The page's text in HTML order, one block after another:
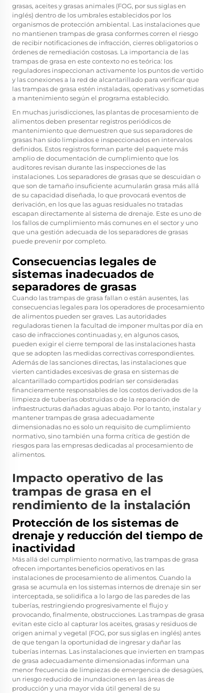
grasas, aceites y grasas animales (FOG, por sus siglas en
inglés) dentro de los umbrales establecidos por los
organismos de protección ambiental. Las instalaciones que
no mantienen trampas de grasa conformes corren el riesgo
de recibir notificaciones de infracción, cierres obligatorios o
órdenes de remediación costosas. La importancia de las
trampas de grasa en este contexto no es teórica: los
reguladores inspeccionan activamente los puntos de vertido
y las conexiones a la red de alcantarillado para verificar que
las trampas de grasa estén instaladas, operativas y sometidas
a mantenimiento según el programa establecido.
En muchas jurisdicciones, las plantas de procesamiento de
alimentos deben presentar registros periódicos de
mantenimiento que demuestren que sus separadores de
grasas han sido limpiados e inspeccionados en intervalos
definidos. Estos registros forman parte del paquete más
amplio de documentación de cumplimiento que los
auditores revisan durante las inspecciones de las
instalaciones. Los separadores de grasas que se descuidan o
que son de tamaño insuficiente acumularán grasa más allá
de su capacidad diseñada, lo que provocará eventos de
derivación, en los que las aguas residuales no tratadas
escapan directamente al sistema de drenaje. Este es uno de
los fallos de cumplimiento más comunes en el sector y uno
que una gestión adecuada de los separadores de grasas
puede prevenir por completo.
Consecuencias legales de
sistemas inadecuados de
separadores de grasas
Cuando las trampas de grasa fallan o están ausentes, las
consecuencias legales para los operadores de procesamiento
de alimentos pueden ser graves. Las autoridades
reguladoras tienen la facultad de imponer multas por día en
caso de infracciones continuadas y, en algunos casos,
pueden exigir el cierre temporal de las instalaciones hasta
que se adopten las medidas correctivas correspondientes.
Además de las sanciones directas, las instalaciones que
vierten cantidades excesivas de grasa en sistemas de
alcantarillado compartidos podrían ser consideradas
financieramente responsables de los costos derivados de la
limpieza de tuberías obstruidas o de la reparación de
infraestructuras dañadas aguas abajo. Por lo tanto, instalar y
mantener trampas de grasa adecuadamente
dimensionadas no es solo un requisito de cumplimiento
normativo, sino también una forma crítica de gestión de
riesgos para las empresas dedicadas al procesamiento de
alimentos.
Impacto operativo de las
trampas de grasa en el
rendimiento de la instalación
Protección de los sistemas de
drenaje y reducción del tiempo de
inactividad
Más allá del cumplimiento normativo, las trampas de grasa
ofrecen importantes beneficios operativos en las
instalaciones de procesamiento de alimentos. Cuando la
grasa se acumula en los sistemas internos de drenaje sin ser
interceptada, se solidifica a lo largo de las paredes de las
tuberías, restringiendo progresivamente el flujo y
provocando, finalmente, obstrucciones. Las trampas de grasa
evitan este ciclo al capturar los aceites, grasas y residuos de
origen animal y vegetal (FOG, por sus siglas en inglés) antes
de que tengan la oportunidad de ingresar y dañar las
tuberías internas. Las instalaciones que invierten en trampas
de grasa adecuadamente dimensionadas informan una
menor frecuencia de limpiezas de emergencia de desagües,
un riesgo reducido de inundaciones en las áreas de
producción y una mayor vida útil general de su